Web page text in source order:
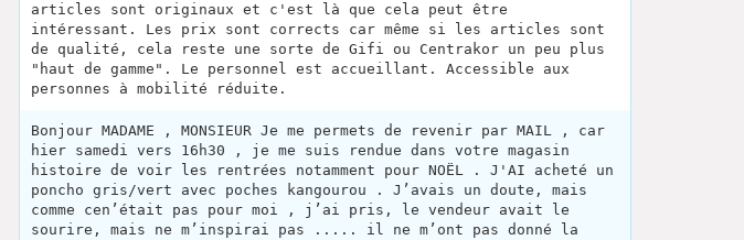
articles sont originaux et c'est là que cela peut être
intéressant. Les prix sont corrects car même si les articles sont
de qualité, cela reste une sorte de Gifi ou Centrakor un peu plus
"haut de gamme". Le personnel est accueillant. Accessible aux
personnes à mobilité réduite.
Bonjour MADAME , MONSIEUR Je me permets de revenir par MAIL , car
hier samedi vers 16h30 , je me suis rendue dans votre magasin
histoire de voir les rentrées notamment pour NOËL . J'AI acheté un
poncho gris/vert avec poches kangourou . J’avais un doute, mais
comme cen’était pas pour moi , j’ai pris, le vendeur avait le
sourire, mais ne m’inspirai pas ..... il ne m’ont pas donné la